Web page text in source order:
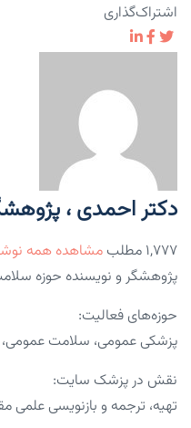
اشتراک‌گذاری
دکتر احمدی ،
۱,۷۷۷ مطلب
مشاهده همه
پژوهشگر و نویسنده حوزه
حوزه‌های فعالیت:
پزشکی عمومی، سلامت عمومی،
نقش در پزشک سایت:
تهیه، ترجمه و بازنویسی علمی